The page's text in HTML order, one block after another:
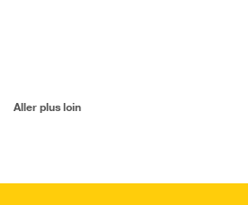
Aller plus loin